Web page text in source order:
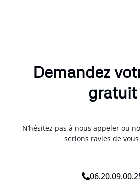
Demandez
gratuit
N’hésitez pas à nous appeler ou
serions ravies de